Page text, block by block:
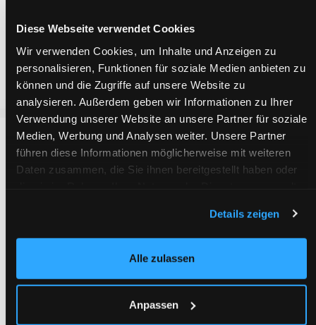
Diese Webseite verwendet Cookies
Wir verwenden Cookies, um Inhalte und Anzeigen zu
personalisieren, Funktionen für soziale Medien anbieten zu
können und die Zugriffe auf unsere Website zu
analysieren. Außerdem geben wir Informationen zu Ihrer
Verwendung unserer Website an unsere Partner für soziale
Medien, Werbung und Analysen weiter. Unsere Partner
führen diese Informationen möglicherweise mit weiteren
Daten zusammen, die Sie ihnen bereitgestellt haben oder
Details zeigen
Alle zulassen
Anpassen
Personlarm SRT330
Kontakta oss för mer information